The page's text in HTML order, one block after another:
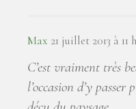
Max 21 juillet 2013 à 11
C’est vraiment très
l’occasion d’y